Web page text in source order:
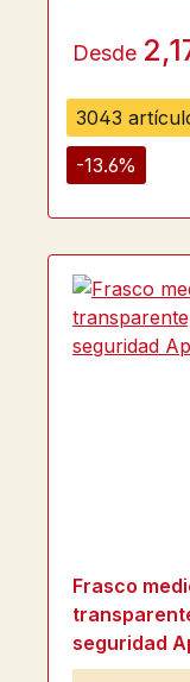
3043
-13.6%
Desde
Frasco
seguridad